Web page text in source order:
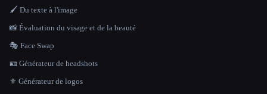
🖌️ Du texte à l'image
📸 Évaluation du visage et de la beauté
🎭 Face Swap
🪪 Générateur de headshots
⚜️ Générateur de logos